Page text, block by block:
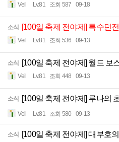
Veil Lv.81 조회 587 09-18
소식 [100일 축제 전야제] 특수던
Veil Lv.81 조회 536 09-13
소식 [100일 축제 전야제] 월드 보
Veil Lv.81 조회 448 09-13
소식 [100일 축제 전야제] 루나의
Veil Lv.81 조회 580 09-13
소식 [100일 축제 전야제] 대부호